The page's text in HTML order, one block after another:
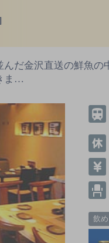
だ金沢直送の鮮魚
ま…
飲